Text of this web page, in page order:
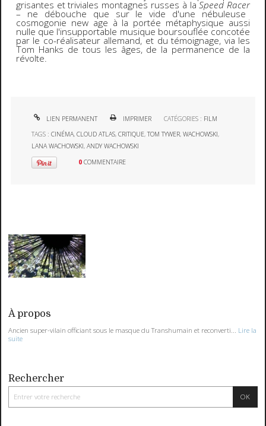
grisantes et triviales montagnes russes à laSpeed Racer
– ne débouche que sur le vide d'une nébuleuse
cosmogonie new age à la portée métaphysique aussi
nulle que l'insupportable musique boursouflée concotée
par le co-réalisateur allemand, et du témoignage, via les
Tom Hanks de tous les âges, de la permanence de la
révolte.
LIEN PERMANENT IMPRIMER CATÉGORIES : FILM
TAGS :CINÉMA,CLOUD ATLAS,CRITIQUE,TOM TYWER,WACHOWSKI,
LANA WACHOWSKI,ANDY WACHOWSKI
0 COMMENTAIRE
À propos
Ancien super-vilain officiant sous le masque du Transhumain et reconverti...
Lire la
suite
Rechercher